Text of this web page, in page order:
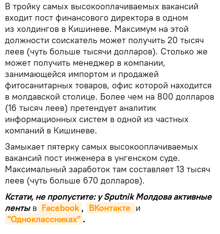
В тройку самых высокооплачиваемых вакансий
входит пост финансового директора в одном
из холдингов в Кишиневе. Максимум на этой
должности соискатель может получить 20 тысяч
леев (чуть больше тысячи долларов). Столько же
может получить менеджер в компании,
занимающейся импортом и продажей
фитосанитарных товаров, офис которой находится
в молдавской столице. Более чем на 800 долларов
(16 тысяч леев) претендует аналитик
информационных систем в одной из частных
компаний в Кишиневе.
Замыкает пятерку самых высокооплачиваемых
вакансий пост инженера в унгенском суде.
Максимальный заработок там составляет 13 тысяч
леев (чуть больше 670 долларов).
Кстати, не пропустите: у Sputnik Молдова активные
ленты в Facebook , ВКонтакте и
"Одноклассниках" .